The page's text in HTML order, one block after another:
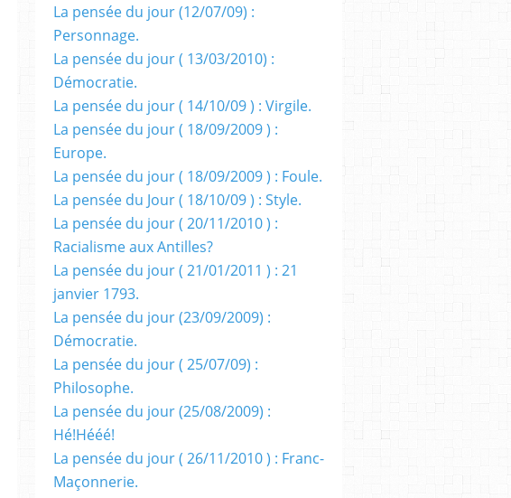
La pensée du jour (12/07/09) :
Personnage.
La pensée du jour ( 13/03/2010) :
Démocratie.
La pensée du jour ( 14/10/09 ) : Virgile.
La pensée du jour ( 18/09/2009 ) :
Europe.
La pensée du jour ( 18/09/2009 ) : Foule.
La pensée du Jour ( 18/10/09 ) : Style.
La pensée du jour ( 20/11/2010 ) :
Racialisme aux Antilles?
La pensée du jour ( 21/01/2011 ) : 21
janvier 1793.
La pensée du jour (23/09/2009) :
Démocratie.
La pensée du jour ( 25/07/09) :
Philosophe.
La pensée du jour (25/08/2009) :
Hé!Hééé!
La pensée du jour ( 26/11/2010 ) : Franc-
Maçonnerie.